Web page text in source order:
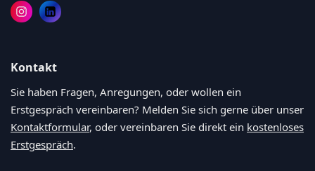
Kontakt
Sie haben Fragen, Anregungen, oder wollen ein
Erstgespräch vereinbaren? Melden Sie sich gerne über unser
Kontaktformular, oder vereinbaren Sie direkt ein kostenloses
Erstgespräch.